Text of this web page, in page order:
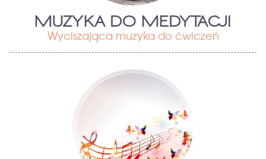
MUZYKA DO MEDYTACJI
Wyciszająca muzyka do ćwiczeń